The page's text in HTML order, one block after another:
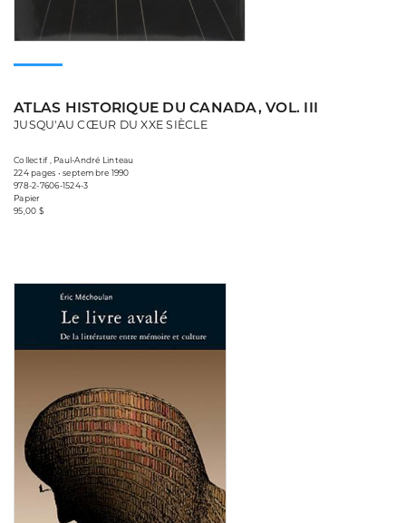
ATLAS HISTORIQUE DU CANADA, VOL. III
JUSQU'AU CŒUR DU XXE SIÈCLE
Collectif , Paul-André Linteau
224 pages • septembre 1990
978-2-7606-1524-3
Papier
95,00 $